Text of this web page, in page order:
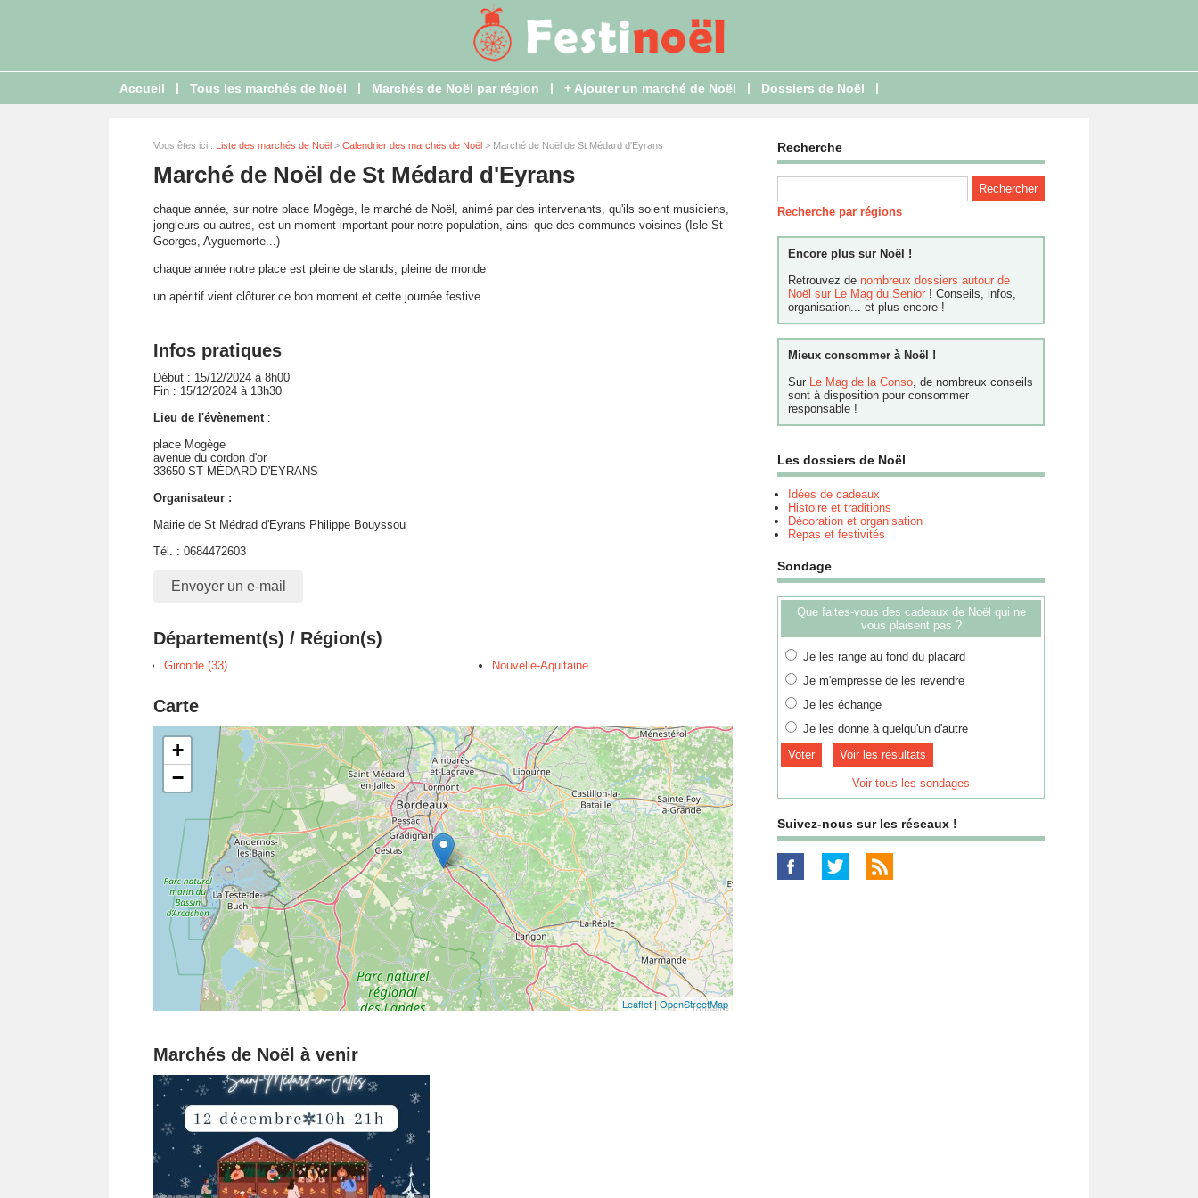
Accueil | Tous les marchés de Noël | Marchés de Noël par région | + Ajouter un marché de Noël | Dossiers de Noël |
Vous êtes ici : Liste des marchés de Noël > Calendrier des marchés de Noël > Marché de Noël de St Médard d'Eyrans
Marché de Noël de St Médard d'Eyrans
chaque année, sur notre place Mogège, le marché de Noël, animé par des intervenants, qu'ils soient musiciens,
jongleurs ou autres, est un moment important pour notre population, ainsi que des communes voisines (Isle St
Georges, Ayguemorte...)
chaque année notre place est pleine de stands, pleine de monde
un apéritif vient clôturer ce bon moment et cette journée festive
Infos pratiques
Début : 15/12/2024 à 8h00
Fin : 15/12/2024 à 13h30
Lieu de l'évènement:
place Mogège
avenue du cordon d'or
33650 ST MÉDARD D'EYRANS
Organisateur :
Mairie de St Médrad d'Eyrans Philippe Bouyssou
Tél. : 0684472603
Envoyer un e-mail
Département(s) / Région(s)
Gironde (33) Nouvelle-Aquitaine
Carte
+
−
Leaflet | OpenStreetMap
Marchés de Noël à venir
Recherche
Recherche par régions
Encore plus sur Noël !
Retrouvez de nombreux dossiers autour de
Noël sur Le Mag du Senior ! Conseils, infos,
organisation... et plus encore !
Mieux consommer à Noël !
Sur Le Mag de la Conso, de nombreux conseils
sont à disposition pour consommer
responsable !
Les dossiers de Noël
Idées de cadeaux
Histoire et traditions
Décoration et organisation
Repas et festivités
Sondage
Que faites-vous des cadeaux de Noël qui ne
vous plaisent pas ?
Je les range au fond du placard
Je m'empresse de les revendre
Je les échange
Je les donne à quelqu'un d'autre
Voir les résultats
Voir tous les sondages
Suivez-nous sur les réseaux !